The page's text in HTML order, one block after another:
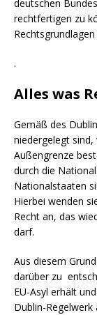
deutschen
rechtfertigen zu
.
Alles was
Gemäß des
niedergelegt
Außengrenze
durch die
Nationalstaaten
Hierbei wenden
Recht an, das
darf.
Aus diesem
darüber zu
EU-Asyl erhält
Dublin-Regelwerk